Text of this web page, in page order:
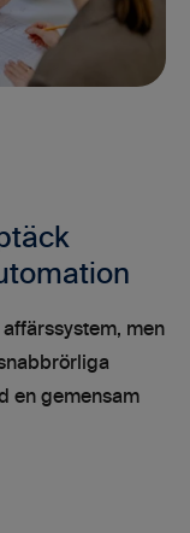
affärssystem, men
en gemensam